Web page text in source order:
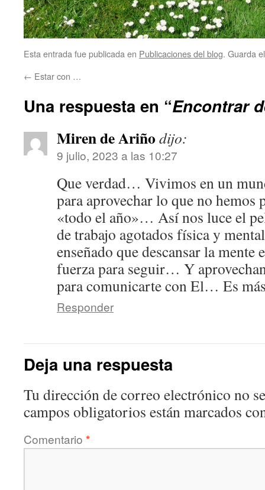
Esta entrada fue publicada en Publicaciones del blog. Guarda
← Estar con …
Una respuesta en “Encontrar
Miren de Ariño dijo:
9 julio, 2023 a las 10:27
Que verdad… Vivimos en un
para aprovechar lo que no hemos
«todo el año»… Así nos luce el
de trabajo agotados física y
enseñado que descansar la mente
fuerza para seguir… Y
para comunicarte con El… Es
Responder
Deja una respuesta
Tu dirección de correo electrónico no
campos obligatorios están marcados
Comentario *